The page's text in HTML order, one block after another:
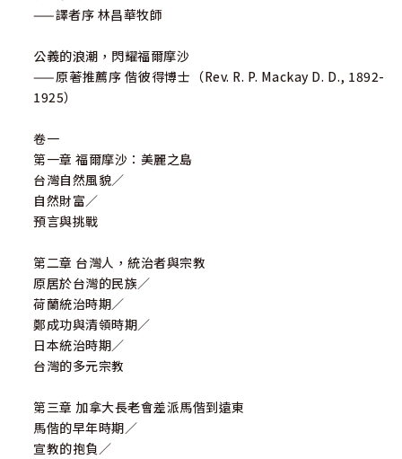
——譯者序 林昌華牧師
公義的浪潮，閃耀福爾摩沙
——原著推薦序 偕彼得博士（Rev. R. P. Mackay D. D., 1892-
1925）
卷一
第一章 福爾摩沙：美麗之島
台灣自然風貌／
自然財富／
預言與挑戰
第二章 台灣人，統治者與宗教
原居於台灣的民族／
荷蘭統治時期／
鄭成功與清領時期／
日本統治時期／
台灣的多元宗教
第三章 加拿大長老會差派馬偕到遠東
馬偕的早年時期／
宣教的抱負／